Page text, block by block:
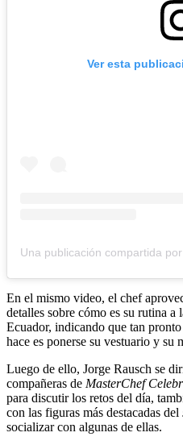
Ver esta
En el mismo video, el chef
detalles sobre cómo es su rutina a
Ecuador, indicando que tan
hace es ponerse su vestuario y su
Luego de ello, Jorge Rausch se
compañeras de MasterChef
para discutir los retos del día,
con las figuras más destacadas del
socializar con algunas de ellas.